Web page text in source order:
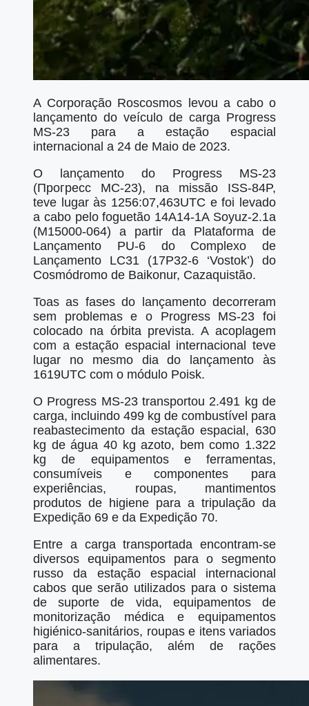
A Corporação Roscosmos levou a cabo o
lançamento do veículo de carga Progress
MS-23 para a estação espacial
internacional a 24 de Maio de 2023.
O lançamento do Progress MS-23
(Прогресс МС-23), na missão ISS-84P,
teve lugar às 1256:07,463UTC e foi levado
a cabo pelo foguetão 14A14-1A Soyuz-2.1a
(M15000-064) a partir da Plataforma de
Lançamento PU-6 do Complexo de
Lançamento LC31 (17P32-6 ‘Vostok’) do
Cosmódromo de Baikonur, Cazaquistão.
Toas as fases do lançamento decorreram
sem problemas e o Progress MS-23 foi
colocado na órbita prevista. A acoplagem
com a estação espacial internacional teve
lugar no mesmo dia do lançamento às
1619UTC com o módulo Poisk.
O Progress MS-23 transportou 2.491 kg de
carga, incluindo 499 kg de combustível para
reabastecimento da estação espacial, 630
kg de água 40 kg azoto, bem como 1.322
kg de equipamentos e ferramentas,
consumíveis e componentes para
experiências, roupas, mantimentos
produtos de higiene para a tripulação da
Expedição 69 e da Expedição 70.
Entre a carga transportada encontram-se
diversos equipamentos para o segmento
russo da estação espacial internacional
cabos que serão utilizados para o sistema
de suporte de vida, equipamentos de
monitorização médica e equipamentos
higiénico-sanitários, roupas e itens variados
para a tripulação, além de rações
alimentares.